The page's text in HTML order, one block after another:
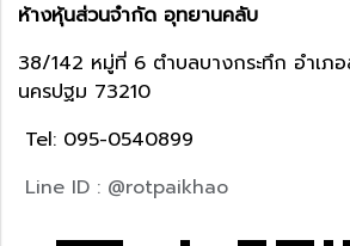
ห้างหุ้นส่วนจำกัด อุทยานคลับ
38/142 หมู่ที่ 6 ตำบลบางกระทึก อำเภ
นครปฐม 73210
Tel: 095-0540899
Line ID : @rotpaikhao